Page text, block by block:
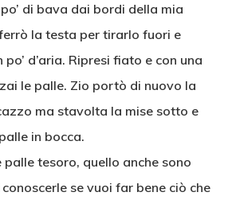
di bava dai bordi della mia
la testa per tirarlo fuori e
d’aria. Ripresi fiato e con una
le palle. Zio portò di nuovo la
ma stavolta la mise sotto e
in bocca.
palle tesoro, quello anche sono
se vuoi far bene ciò che